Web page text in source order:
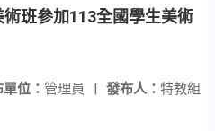
術班參加113全國學生美術
發布人： 特教組
位： 管理員 |